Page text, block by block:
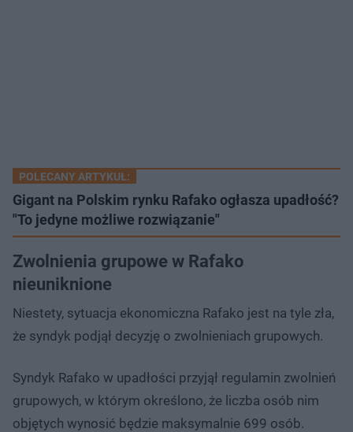
POLECANY ARTYKUŁ:
Gigant na Polskim rynku Rafako ogłasza upadłość?
"To jedyne możliwe rozwiązanie"
Zwolnienia grupowe w Rafako
nieuniknione
Niestety, sytuacja ekonomiczna Rafako jest na tyle zła,
że syndyk podjął decyzję o zwolnieniach grupowych.
Syndyk Rafako w upadłości przyjął regulamin zwolnień
grupowych, w którym określono, że liczba osób nim
objętych wynosić będzie maksymalnie 699 osób.